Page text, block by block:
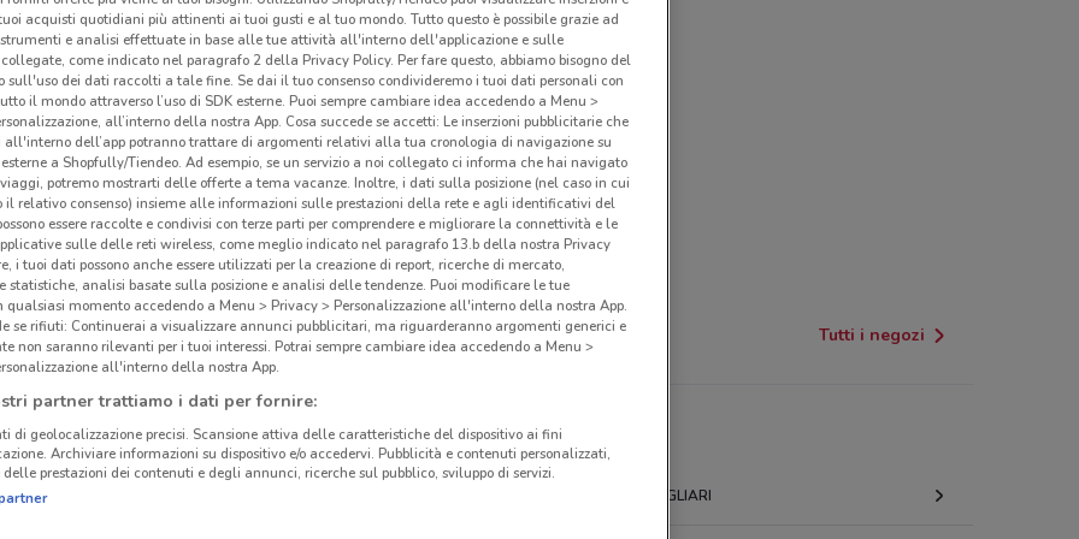
Tutti i negozi
CAGLIARI
acquisti quotidiani più attinenti ai tuoi gusti e al tuo mondo. Tutto questo è possibile grazie ad
e analisi effettuate in base alle tue attività all'interno dell'applicazione e sulle
come indicato nel paragrafo 2 della Privacy Policy. Per fare questo, abbiamo bisogno del
sull'uso dei dati raccolti a tale fine. Se dai il tuo consenso condivideremo i tuoi dati personali con
il mondo attraverso l’uso di SDK esterne. Puoi sempre cambiare idea accedendo a Menu >
all’interno della nostra App. Cosa succede se accetti: Le inserzioni pubblicitarie che
all'interno dell’app potranno trattare di argomenti relativi alla tua cronologia di navigazione su
a Shopfully/Tiendeo. Ad esempio, se un servizio a noi collegato ci informa che hai navigato
potremo mostrarti delle offerte a tema vacanze. Inoltre, i dati sulla posizione (nel caso in cui
il relativo consenso) insieme alle informazioni sulle prestazioni della rete e agli identificativi del
essere raccolte e condivisi con terze parti per comprendere e migliorare la connettività e le
sulle delle reti wireless, come meglio indicato nel paragrafo 13.b della nostra Privacy
i tuoi dati possono anche essere utilizzati per la creazione di report, ricerche di mercato,
statistiche, analisi basate sulla posizione e analisi delle tendenze. Puoi modificare le tue
qualsiasi momento accedendo a Menu > Privacy > Personalizzazione all'interno della nostra App.
se rifiuti: Continuerai a visualizzare annunci pubblicitari, ma riguarderanno argomenti generici e
non saranno rilevanti per i tuoi interessi. Potrai sempre cambiare idea accedendo a Menu >
all'interno della nostra App.
partner trattiamo i dati per fornire:
di geolocalizzazione precisi. Scansione attiva delle caratteristiche del dispositivo ai fini
Archiviare informazioni su dispositivo e/o accedervi. Pubblicità e contenuti personalizzati,
prestazioni dei contenuti e degli annunci, ricerche sul pubblico, sviluppo di servizi.